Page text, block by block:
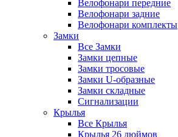
Велофонари передние
Велофонари задние
Велофонари комплекты
Замки
Все Замки
Замки цепные
Замки тросовые
Замки U-образные
Замки складные
Сигнализации
Крылья
Все Крылья
Крылья 26 дюймов